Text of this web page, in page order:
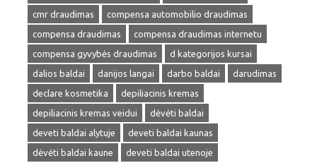
cmr draudimas
compensa automobilio draudimas
compensa draudimas
compensa draudimas internetu
compensa gyvybės draudimas
d kategorijos kursai
dalios baldai
danijos langai darbo baldai
darudimas
declare kosmetika
depiliacinis kremas
depiliacinis kremas veidui
dėvėti baldai
deveti baldai alytuje
deveti baldai kaunas
dėvėti baldai kaune
deveti baldai utenoje